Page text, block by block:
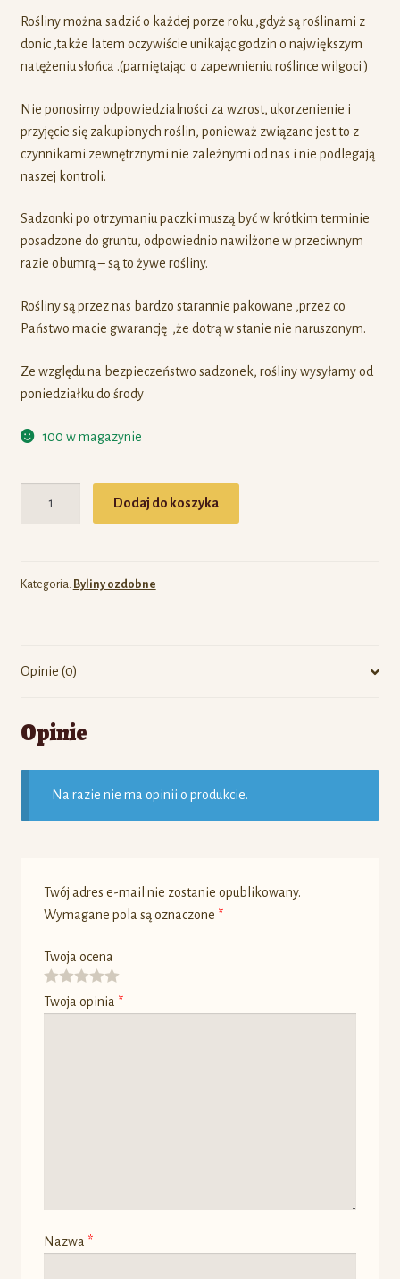
Rośliny można sadzić o każdej porze roku ,gdyż są roślinami z
donic ,także latem oczywiście unikając godzin o największym
natężeniu słońca .(pamiętając o zapewnieniu roślince wilgoci )
Nie ponosimy odpowiedzialności za wzrost, ukorzenienie i
przyjęcie się zakupionych roślin, ponieważ związane jest to z
czynnikami zewnętrznymi nie zależnymi od nas i nie podlegają
naszej kontroli.
Sadzonki po otrzymaniu paczki muszą być w krótkim terminie
posadzone do gruntu, odpowiednio nawilżone w przeciwnym
razie obumrą – są to żywe rośliny.
Rośliny są przez nas bardzo starannie pakowane ,przez co
Państwo macie gwarancję ,że dotrą w stanie nie naruszonym.
Ze względu na bezpieczeństwo sadzonek, rośliny wysyłamy od
poniedziałku do środy
100 w magazynie
Dodaj do koszyka
Kategoria: Byliny ozdobne
Opinie (0)
Opinie
Na razie nie ma opinii o produkcie.
Twój adres e-mail nie zostanie opublikowany.
Wymagane pola są oznaczone *
Twoja ocena
Twoja opinia *
Nazwa *